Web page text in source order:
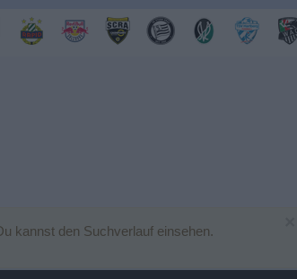
kannst den Suchverlauf einsehen.